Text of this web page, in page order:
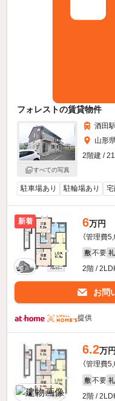
フォレストの賃貸物件
すべての写真
酒田
山形
2階建 /
駐車場あり 駐輪場あり 宅
新着 6万円
（管理費
敷 不要 礼
2階 /
お問
提供
6.2万円
（管理費
敷 不要 礼
2階 /